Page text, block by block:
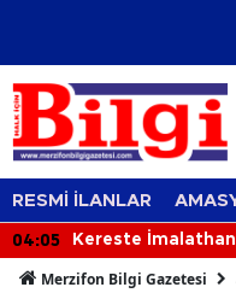
RESMİ İLANLAR
04:05
Kereste
Merzifon Bilgi Gazetesi